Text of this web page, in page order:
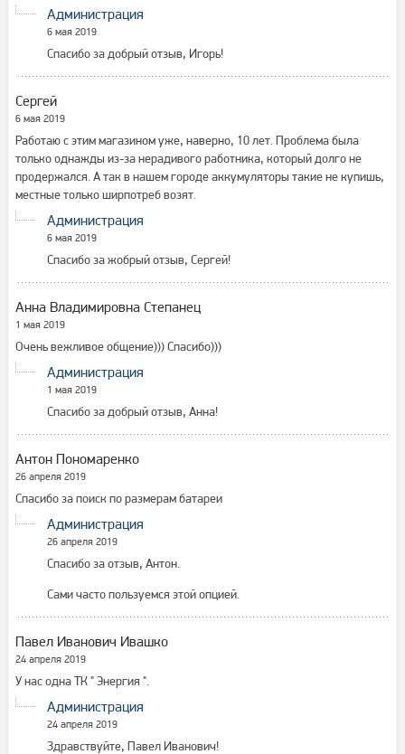
Администрация
6 мая 2019
Спасибо за добрый отзыв, Игорь!
Сергей
6 мая 2019
Работаю с этим магазином уже, наверно, 10 лет. Проблема была
только однажды из-за нерадивого работника, который долго не
продержался. А так в нашем городе аккумуляторы такие не купишь,
местные только ширпотреб возят.
Администрация
6 мая 2019
Спасибо за жобрый отзыв, Сергей!
Анна Владимировна Степанец
1 мая 2019
Очень вежливое общение))) Спасибо)))
Администрация
1 мая 2019
Спасибо за добрый отзыв, Анна!
Антон Пономаренко
26 апреля 2019
Спасибо за поиск по размерам батареи
Администрация
26 апреля 2019
Спасибо за отзыв, Антон.
Сами часто пользуемся этой опцией.
Павел Иванович Ивашко
24 апреля 2019
У нас одна ТК " Энергия ".
Администрация
24 апреля 2019
Здравствуйте, Павел Иванович!